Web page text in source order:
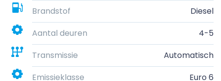
Brandstof
Diesel
Aantal deuren
4-5
Transmissie
Automatisch
Emissieklasse
Euro 6